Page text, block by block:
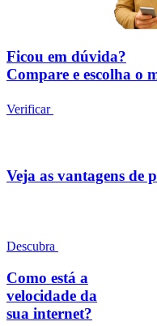
Ficou em dúvida?
Compare e escolha o
Verificar
Veja as vantagens de
Descubra
Como está a
velocidade da
sua internet?